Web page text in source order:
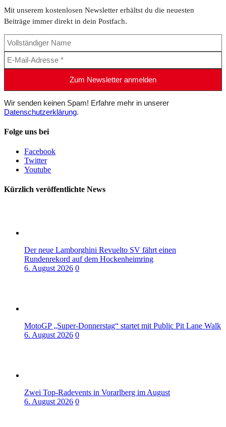
Mit unserem kostenlosen Newsletter erhältst du die neuesten
Beiträge immer direkt in dein Postfach.
Wir senden keinen Spam! Erfahre mehr in unserer
Datenschutzerklärung.
Folge uns bei
Facebook
Twitter
Youtube
Kürzlich veröffentlichte News
Der neue Lamborghini Revuelto SV fährt einen
Rundenrekord auf dem Hockenheimring
6. August 2026 0
MotoGP „Super-Donnerstag“ startet mit Public Pit Lane Walk
6. August 2026 0
Zwei Top-Radevents in Vorarlberg im August
6. August 2026 0